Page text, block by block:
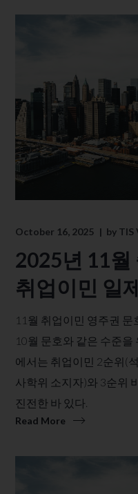
October 16, 2025 by TIS
2025년 11월
취업이민 일
11월 취업이민 영주권 문
10월 문호와 같은 수준을
에서는 취업이민 2순위(
사학위 소지자)와 3순위
진전한 바 있다.
Read More